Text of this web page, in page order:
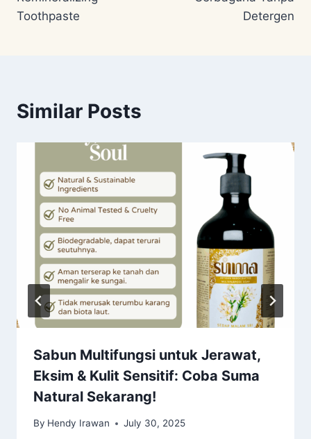
Toothpaste
Detergen
Similar Posts
Sabun Multifungsi untuk Jerawat,
Eksim & Kulit Sensitif: Coba Suma
Natural Sekarang!
By Hendy Irawan July 30, 2025